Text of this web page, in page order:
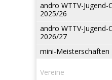
andro WTTV-Jugend-
2025/26
andro WTTV-Jugend-
2026/27
mini-Meisterschaften
Vereine